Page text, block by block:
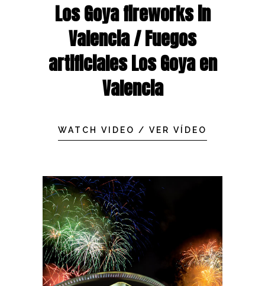
Los Goya fireworks in
Valencia / Fuegos
artificiales Los Goya en
Valencia
WATCH VIDEO / VER VÍDEO